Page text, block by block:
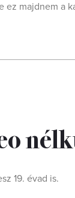
ez majdnem a
19. évad is.